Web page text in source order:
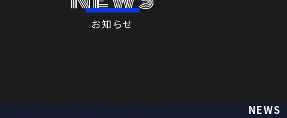
お知らせ
NEWS